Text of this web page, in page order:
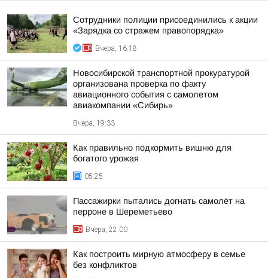
Сотрудники полиции присоединились к акции
«Зарядка со стражем правопорядка»
Вчера, 16:18
Новосибирской транспортной прокуратурой
организована проверка по факту
авиационного события с самолетом
авиакомпании «Сибирь»
Вчера, 19:33
Как правильно подкормить вишню для
богатого урожая
05:25
Пассажирки пытались догнать самолёт на
перроне в Шереметьево
Вчера, 22:00
Как построить мирную атмосферу в семье
без конфликтов